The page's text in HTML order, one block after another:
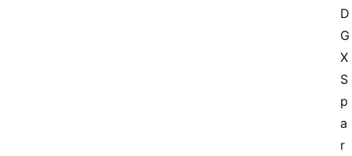
D
G
X
S
p
a
r